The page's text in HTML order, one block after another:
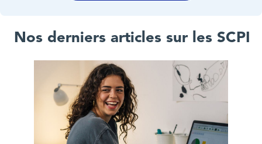
Nos derniers articles sur les SCPI